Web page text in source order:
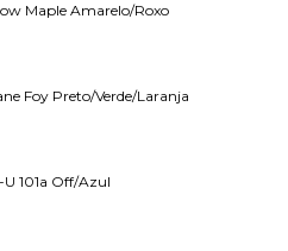
Maple Amarelo/Roxo
Foy Preto/Verde/Laranja
101a Off/Azul